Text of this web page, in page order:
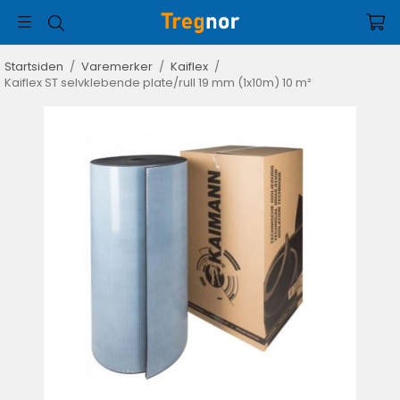
Startsiden / Varemerker / Kaiflex /
Kaiflex ST selvklebende plate/rull 19 mm (1x10m) 10 m²